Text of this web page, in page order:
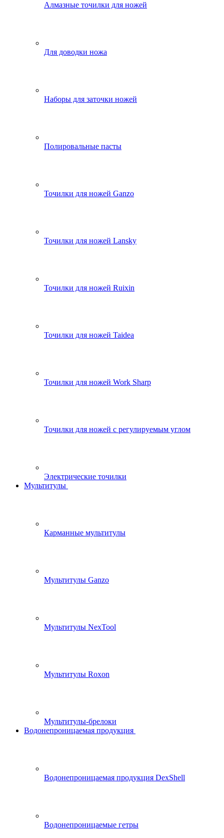
Алмазные точилки для ножей
Для доводки ножа
Наборы для заточки ножей
Полировальные пасты
Точилки для ножей Ganzo
Точилки для ножей Lansky
Точилки для ножей Ruixin
Точилки для ножей Taidea
Точилки для ножей Work Sharp
Точилки для ножей с регулируемым углом
Электрические точилки
Мультитулы
Карманные мультитулы
Мультитулы Ganzo
Мультитулы NexTool
Мультитулы Roxon
Мультитулы-брелоки
Водонепроницаемая продукция
Водонепроницаемая продукция DexShell
Водонепроницаемые гетры